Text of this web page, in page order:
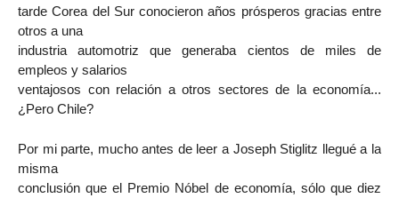
tarde Corea del Sur conocieron años prósperos gracias entre
otros a una
industria automotriz que generaba cientos de miles de
empleos y salarios
ventajosos con relación a otros sectores de la economía...
¿Pero Chile?
Por mi parte, mucho antes de leer a Joseph Stiglitz llegué a la
misma
conclusión que el Premio Nóbel de economía, sólo que diez